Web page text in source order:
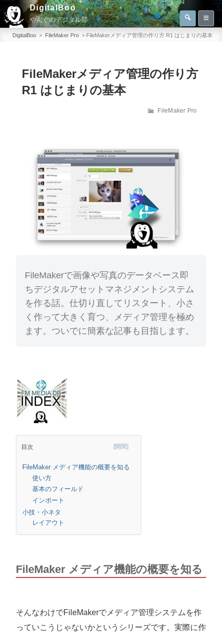
コ
ン
DigitalBoo
やんぐのデジタル部
検
索:
検
索
DigitalBoo > FileMaker Pro > FileMakerメディア管理の作り方 R1 はじまりの基本
FileMakerメディア管理の作り方
R1 はじまりの基本
カ
FileMaker Pro
FileMakerで画像や写真のデータベース即
ちデジタルアセットマネジメントシステム
を作る話。仕切り直してリスタート、小さ
く作って大きく育つ、メディア管理を極め
ます。ついでに簡素な記事も目指します。
目次
FileMaker メディア機能の概要を知る
使い方
基本のフィールド
インポート
小技・小ネタ
レイアウト
FileMaker メディア機能の概要を知る
そんなわけでFileMakerでメディア管理システムを作
っていこうじゃないかというシリーズです。実際に作